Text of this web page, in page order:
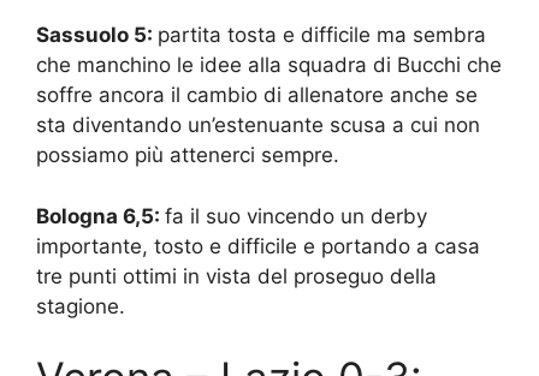
Sassuolo 5: partita tosta e difficile ma sembra
che manchino le idee alla squadra di Bucchi che
soffre ancora il cambio di allenatore anche se
sta diventando un’estenuante scusa a cui non
possiamo più attenerci sempre.
Bologna 6,5: fa il suo vincendo un derby
importante, tosto e difficile e portando a casa
tre punti ottimi in vista del proseguo della
stagione.